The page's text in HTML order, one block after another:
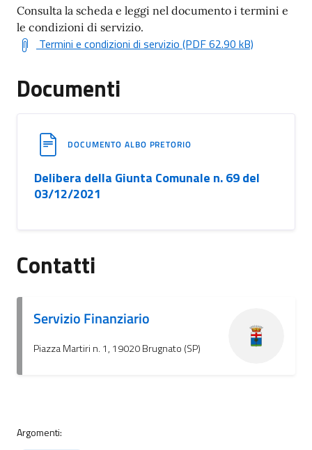
Consulta la scheda e leggi nel documento i termini e
le condizioni di servizio.
Termini e condizioni di servizio (PDF 62.90 kB)
Documenti
DOCUMENTO ALBO PRETORIO
Delibera della Giunta Comunale n. 69 del
03/12/2021
Contatti
Servizio Finanziario
Piazza Martiri n. 1, 19020 Brugnato (SP)
Argomenti: